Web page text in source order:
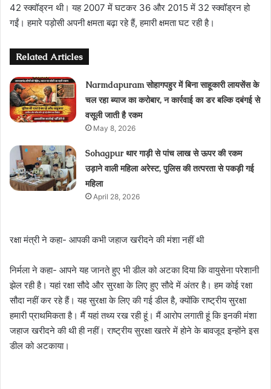
42 स्क्वॉड्रन थी। यह 2007 में घटकर 36 और 2015 में 32 स्क्वॉड्रन हो
गईं। हमारे पड़ोसी अपनी क्षमता बढ़ा रहे हैं, हमारी क्षमता घट रही है।
Related Articles
Narmdapuram सोहागपहुर में बिना साहूकारी लायसेंस के
चल रहा ब्‍याज का करोबार, न कार्रवाई का डर बल्कि दबंगई से
वसूली जाती है रकम
May 8, 2026
Sohagpur थार गाड़ी से पांच लाख से ऊपर की रकम
उड़ाने वाली महिला अरेस्ट, पुलिस की तत्परता से पकड़ी गई
महिला
April 28, 2026
रक्षा मंत्री ने कहा- आपकी कभी जहाज खरीदने की मंशा नहीं थी
निर्मला ने कहा- आपने यह जानते हुए भी डील को अटका दिया कि वायुसेना परेशानी
झेल रही है। यहां रक्षा सौदे और सुरक्षा के लिए हुए सौदे में अंतर है। हम कोई रक्षा
सौदा नहीं कर रहे हैं। यह सुरक्षा के लिए की गई डील है, क्योंकि राष्ट्रीय सुरक्षा
हमारी प्राथमिकता है। मैं यहां तथ्य रख रही हूं। मैं आरोप लगाती हूं कि इनकी मंशा
जहाज खरीदने की थी ही नहीं। राष्ट्रीय सुरक्षा खतरे में होने के बावजूद इन्होंने इस
डील को अटकाया।